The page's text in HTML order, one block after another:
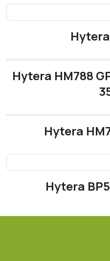
READ
READ
Hytera HM788
Hytera
Hytera